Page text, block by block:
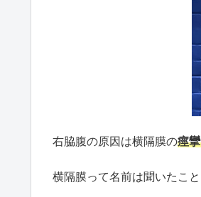
右脇腹の原因は横隔膜の痙
横隔膜って名前は聞いたこ